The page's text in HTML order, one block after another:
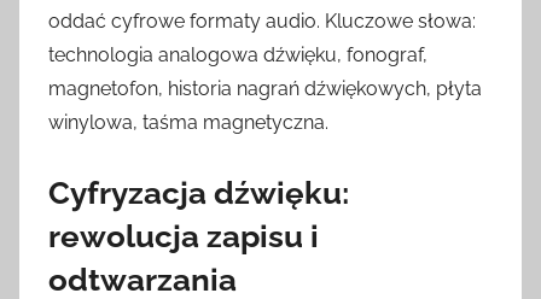
oddać cyfrowe formaty audio. Kluczowe słowa:
technologia analogowa dźwięku, fonograf,
magnetofon, historia nagrań dźwiękowych, płyta
winylowa, taśma magnetyczna.
Cyfryzacja dźwięku:
rewolucja zapisu i
odtwarzania